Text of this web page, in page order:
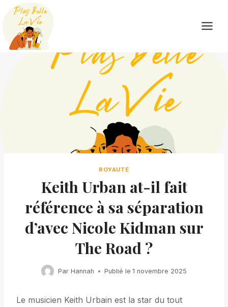
Skip
content
ROYAUTÉ
Keith Urban at-il fait
référence à sa séparation
d’avec Nicole Kidman sur
The Road ?
Par Hannah Publié le 1 novembre 2025
Le musicien Keith Urbain est la star du tout